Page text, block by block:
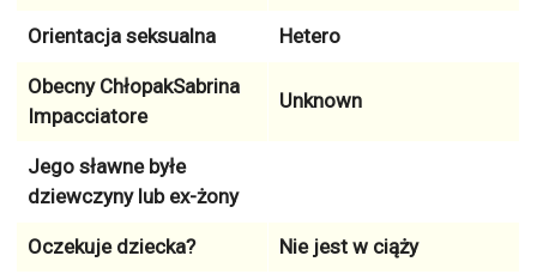
Orientacja seksualna Hetero
Obecny ChłopakSabrina
Impacciatore
Unknown
Jego sławne byłe
dziewczyny lub ex-żony
Oczekuje dziecka? Nie jest w ciąży